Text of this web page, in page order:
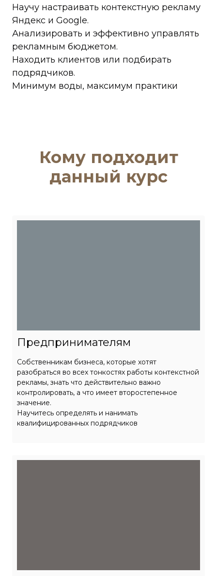
Научу настраивать контекстную рекламу
Яндекс и Google.
Анализировать и эффективно управлять
рекламным бюджетом.
Находить клиентов или подбирать
подрядчиков.
Минимум воды, максимум практики
Кому подходит
данный курс
Предпринимателям
Собственникам бизнеса, которые хотят
разобраться во всех тонкостях работы контекстной
рекламы, знать что действительно важно
контролировать, а что имеет второстепенное
значение.
Научитесь определять и нанимать
квалифицированных подрядчиков